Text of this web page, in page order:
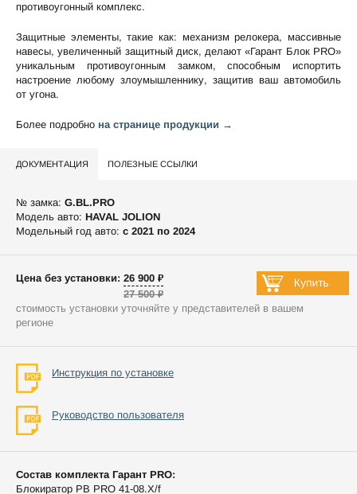
противоугонный комплекс.
Защитные элементы, такие как: механизм релокера, массивные
навесы, увеличенный защитный диск, делают «Гарант Блок PRO»
уникальным противоугонным замком, способным испортить
настроение любому злоумышленнику, защитив ваш автомобиль
от угона.
Более подробно на странице продукции →
ДОКУМЕНТАЦИЯ ПОЛЕЗНЫЕ ССЫЛКИ
№ замка: G.BL.PRO
Модель авто: HAVAL JOLION
Модельный год авто: c 2021 по 2024
Цена без установки: 26 900 ₽
27 500 ₽
стоимость установки уточняйте у представителей в вашем
регионе
Инструкция по установке
Руководство пользователя
Состав комплекта Гарант PRO:
Блокиратор РВ PRO 41-08.X/f